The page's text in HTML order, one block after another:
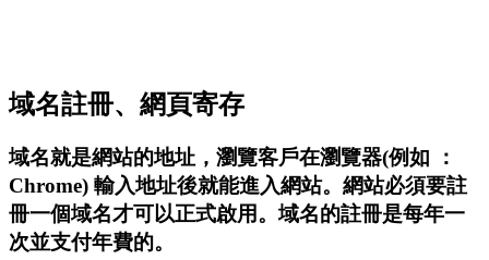
域名註冊、網頁寄存
域名就是網站的地址，瀏覽客戶在瀏覽器(例如 ：
Chrome) 輸入地址後就能進入網站。網站必須要註
冊一個域名才可以正式啟用。域名的註冊是每年一
次並支付年費的。